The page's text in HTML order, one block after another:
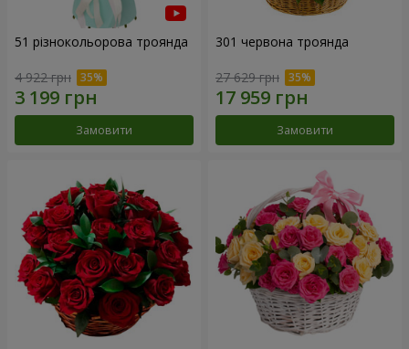
51 різнокольорова троянда
4 922 грн
Замовити
301 червона троянда
27 629 грн
Замовити